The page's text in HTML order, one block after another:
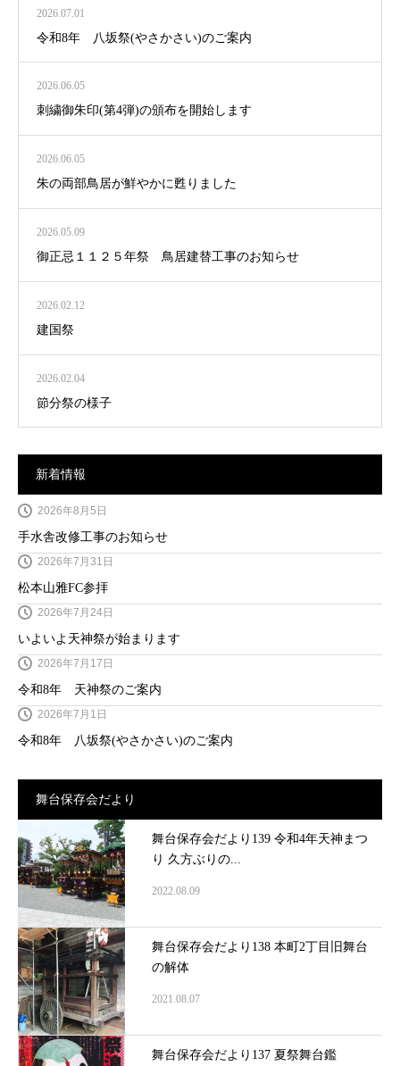
2026.07.01
令和8年 八坂祭(やさかさい)のご案内
2026.06.05
刺繍御朱印(第4弾)の頒布を開始します
2026.06.05
朱の両部鳥居が鮮やかに甦りました
2026.05.09
御正忌１１２５年祭 鳥居建替工事のお知らせ
2026.02.12
建国祭
2026.02.04
節分祭の様子
新着情報
手水舎改修工事のお知らせ
2026年8月5日
松本山雅FC参拝
2026年7月31日
いよいよ天神祭が始まります
2026年7月24日
令和8年 天神祭のご案内
2026年7月17日
令和8年 八坂祭(やさかさい)のご案内
2026年7月1日
舞台保存会だより
舞台保存会だより139 令和4年天神まつ
り 久方ぶりの...
2022.08.09
舞台保存会だより138 本町2丁目旧舞台
の解体
2021.08.07
舞台保存会だより137 夏祭舞台鑑